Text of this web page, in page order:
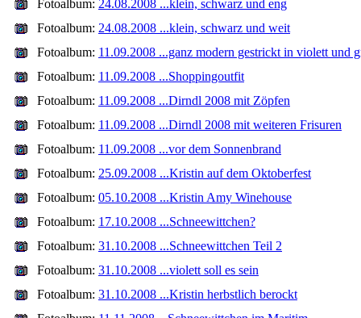
Fotoalbum: 24.08.2008 ...klein, schwarz und eng
Fotoalbum: 24.08.2008 ...klein, schwarz und weit
Fotoalbum: 11.09.2008 ...ganz modern gestrickt in violett und
Fotoalbum: 11.09.2008 ...Shoppingoutfit
Fotoalbum: 11.09.2008 ...Dirndl 2008 mit Zöpfen
Fotoalbum: 11.09.2008 ...Dirndl 2008 mit weiteren Frisuren
Fotoalbum: 11.09.2008 ...vor dem Sonnenbrand
Fotoalbum: 25.09.2008 ...Kristin auf dem Oktoberfest
Fotoalbum: 05.10.2008 ...Kristin Amy Winehouse
Fotoalbum: 17.10.2008 ...Schneewittchen?
Fotoalbum: 31.10.2008 ...Schneewittchen Teil 2
Fotoalbum: 31.10.2008 ...violett soll es sein
Fotoalbum: 31.10.2008 ...Kristin herbstlich berockt